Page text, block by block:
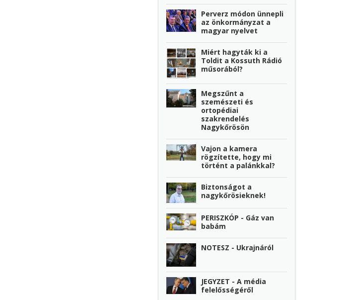
Perverz módon ünnepli
az önkormányzat a
magyar nyelvet
Miért hagyták ki a
Toldit a Kossuth Rádió
műsorából?
Megszűnt a
szemészeti és
ortopédiai
szakrendelés
Nagykőrösön
Vajon a kamera
rögzítette, hogy mi
történt a palánkkal?
Biztonságot a
nagykőrösieknek!
PERISZKÓP - Gáz van
babám
NOTESZ - Ukrajnáról
JEGYZET - A média
felelősségéről